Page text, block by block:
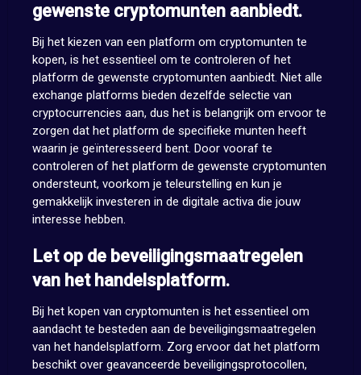
gewenste cryptomunten aanbiedt.
Bij het kiezen van een platform om cryptomunten te
kopen, is het essentieel om te controleren of het
platform de gewenste cryptomunten aanbiedt. Niet alle
exchange platforms bieden dezelfde selectie van
cryptocurrencies aan, dus het is belangrijk om ervoor te
zorgen dat het platform de specifieke munten heeft
waarin je geïnteresseerd bent. Door vooraf te
controleren of het platform de gewenste cryptomunten
ondersteunt, voorkom je teleurstelling en kun je
gemakkelijk investeren in de digitale activa die jouw
interesse hebben.
Let op de beveiligingsmaatregelen
van het handelsplatform.
Bij het kopen van cryptomunten is het essentieel om
aandacht te besteden aan de beveiligingsmaatregelen
van het handelsplatform. Zorg ervoor dat het platform
beschikt over geavanceerde beveiligingsprotocollen,